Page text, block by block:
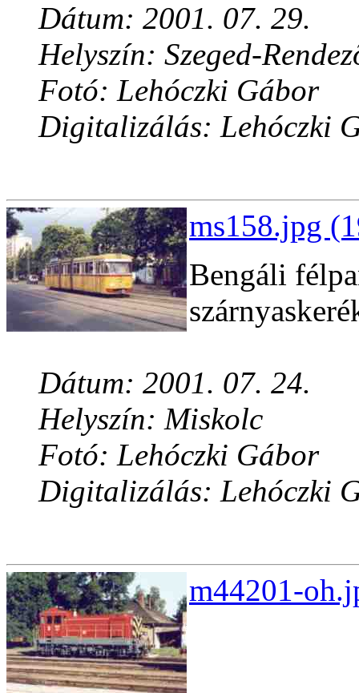
Dátum: 2001. 07. 29.
Helyszín: Szeged-
Fotó: Lehóczki Gábor
Digitalizálás: Lehóczki
ms158.jpg
Bengáli
Dátum: 2001. 07. 24.
Helyszín: Miskolc
Fotó: Lehóczki Gábor
Digitalizálás: Lehóczki
m44201-